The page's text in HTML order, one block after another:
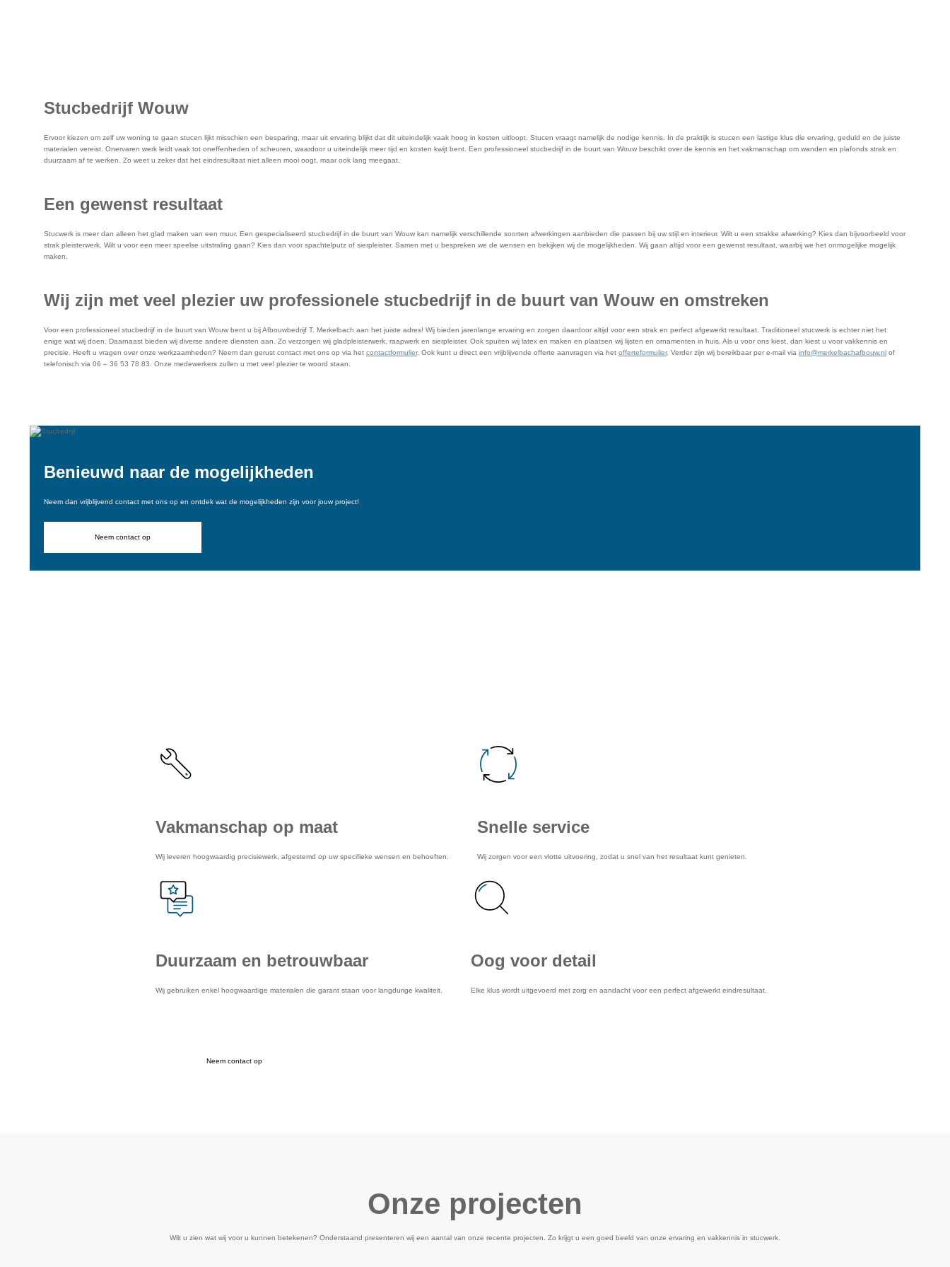
Stucbedrijf Wouw
Ervoor kiezen om zelf uw woning te gaan stucen lijkt misschien een besparing, maar uit ervaring blijkt dat dit uiteindelijk vaak hoog in kosten uitloopt. Stucen vraagt namelijk de nodige kennis. In de praktijk is stucen een lastige klus die ervaring, geduld en de juiste
materialen vereist. Onervaren werk leidt vaak tot oneffenheden of scheuren, waardoor u uiteindelijk meer tijd en kosten kwijt bent. Een professioneel stucbedrijf in de buurt van Wouw beschikt over de kennis en het vakmanschap om wanden en plafonds strak en
duurzaam af te werken. Zo weet u zeker dat het eindresultaat niet alleen mooi oogt, maar ook lang meegaat.
Een gewenst resultaat
Stucwerk is meer dan alleen het glad maken van een muur. Een gespecialiseerd stucbedrijf in de buurt van Wouw kan namelijk verschillende soorten afwerkingen aanbieden die passen bij uw stijl en interieur. Wilt u een strakke afwerking? Kies dan bijvoorbeeld voor
strak pleisterwerk. Wilt u voor een meer speelse uitstraling gaan? Kies dan voor spachtelputz of sierpleister. Samen met u bespreken we de wensen en bekijken wij de mogelijkheden. Wij gaan altijd voor een gewenst resultaat, waarbij we het onmogelijke mogelijk
maken.
Wij zijn met veel plezier uw professionele stucbedrijf in de buurt van Wouw en omstreken
Voor een professioneel stucbedrijf in de buurt van Wouw bent u bij Afbouwbedrijf T. Merkelbach aan het juiste adres! Wij bieden jarenlange ervaring en zorgen daardoor altijd voor een strak en perfect afgewerkt resultaat. Traditioneel stucwerk is echter niet het
enige wat wij doen. Daarnaast bieden wij diverse andere diensten aan. Zo verzorgen wij gladpleisterwerk, raapwerk en sierpleister. Ook spuiten wij latex en maken en plaatsen wij lijsten en ornamenten in huis. Als u voor ons kiest, dan kiest u voor vakkennis en
precisie. Heeft u vragen over onze werkzaamheden? Neem dan gerust contact met ons op via het contactformulier. Ook kunt u direct een vrijblijvende offerte aanvragen via het offerteformulier. Verder zijn wij bereikbaar per e-mail via info@merkelbachafbouw.nl of
telefonisch via 06 – 36 53 78 83. Onze medewerkers zullen u met veel plezier te woord staan.
Benieuwd naar de mogelijkheden
Neem dan vrijblijvend contact met ons op en ontdek wat de mogelijkheden zijn voor jouw project!
Neem contact op
Vakmanschap op maat
Wij leveren hoogwaardig precisiewerk, afgestemd op uw specifieke wensen en behoeften.
Snelle service
Wij zorgen voor een vlotte uitvoering, zodat u snel van het resultaat kunt genieten.
Duurzaam en betrouwbaar
Wij gebruiken enkel hoogwaardige materialen die garant staan voor langdurige kwaliteit.
Oog voor detail
Elke klus wordt uitgevoerd met zorg en aandacht voor een perfect afgewerkt eindresultaat.
Neem contact op
Onze projecten
Wilt u zien wat wij voor u kunnen betekenen? Onderstaand presenteren wij een aantal van onze recente projecten. Zo krijgt u een goed beeld van onze ervaring en vakkennis in stucwerk.